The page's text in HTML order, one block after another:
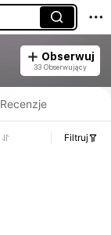
Obserwuj
33 Obserwujący
Recenzje
Filtruj